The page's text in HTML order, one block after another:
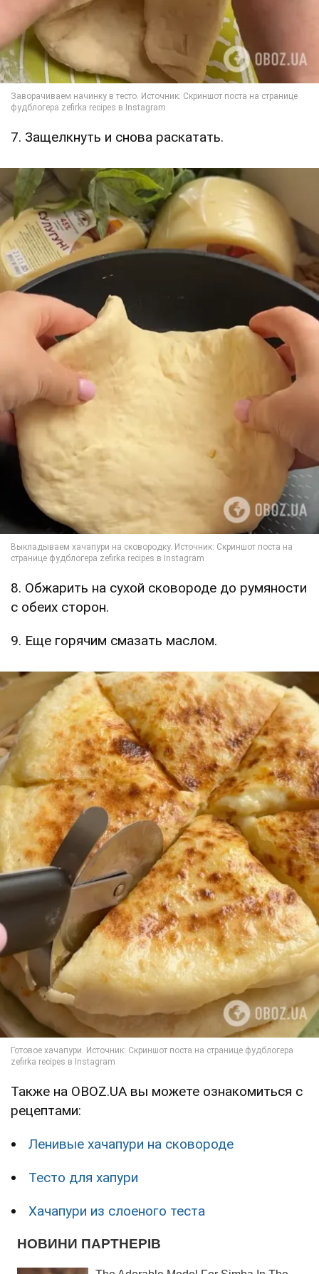
7. Защелкнуть и снова раскатать.
8. Обжарить на сухой сковороде до румяности
с обеих сторон.
9. Еще горячим смазать маслом.
Также на OBOZ.UA вы можете ознакомиться с
рецептами:
Ленивые хачапури на сковороде
Тесто для хапури
Хачапури из слоеного теста